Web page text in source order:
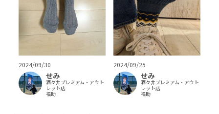
2024/09/30
せみ
酒々井プレミアム・アウト
レット店
福助
2024/09/25
せみ
酒々井プレミアム・アウト
レット店
福助